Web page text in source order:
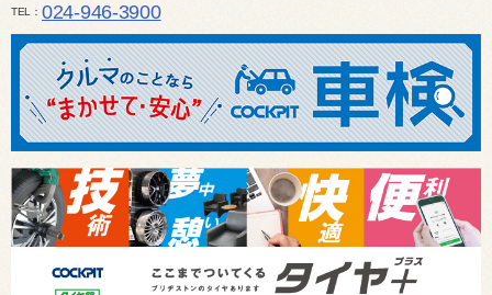
TEL 024-946-3900
平日 9:30～19:00 日・祝日 9:30～18:00 / 定休日：毎週火曜日・繁忙期（4月・12月）を除
ご確認ください。